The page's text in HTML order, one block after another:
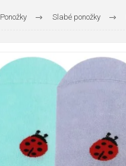
Ponožky Slabé ponožky